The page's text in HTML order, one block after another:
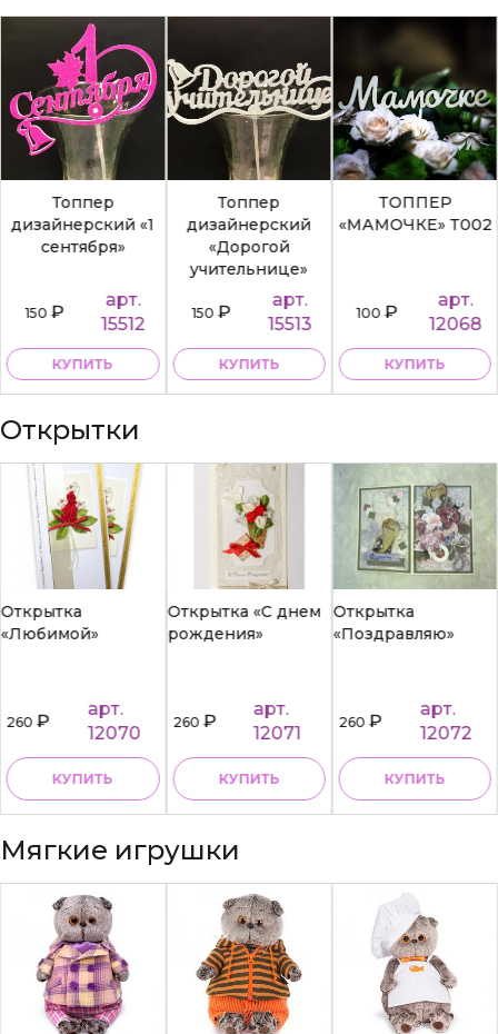
Топпер
дизайнерский «1
сентября»
150₽
арт.
15512
КУПИТЬ
Топпер
дизайнерский
«Дорогой
учительнице»
150₽
арт.
15513
КУПИТЬ
ТОППЕР
«МАМОЧКЕ» Т002
100₽
арт.
12068
КУПИТЬ
Открытки
Открытка
«Любимой»
260₽
арт.
12070
КУПИТЬ
Открытка «С днем
рождения»
260₽
арт.
12071
КУПИТЬ
Открытка
«Поздравляю»
260₽
арт.
12072
КУПИТЬ
Мягкие игрушки